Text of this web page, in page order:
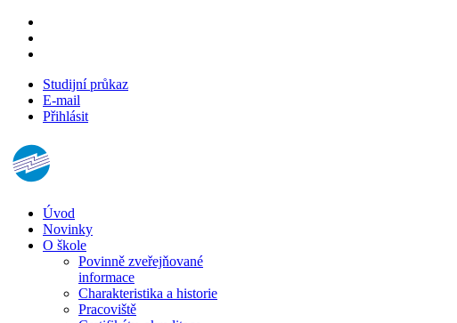
Studijní průkaz
E-mail
Přihlásit
Úvod
Novinky
O škole
Povinně zveřejňované
informace
Charakteristika a historie
Pracoviště